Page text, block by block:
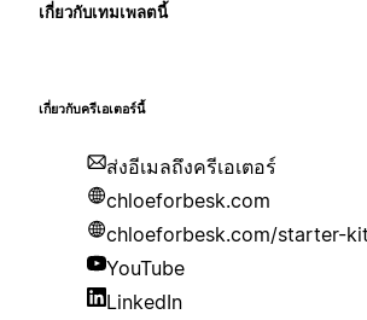
เกี่ยวกับเทมเพลตนี้
เกี่ยวกับครีเอเตอร์นี้
ส่งอีเมลถึงครีเอเตอร์
chloeforbesk.com
chloeforbesk.com/starter-kit
YouTube
LinkedIn